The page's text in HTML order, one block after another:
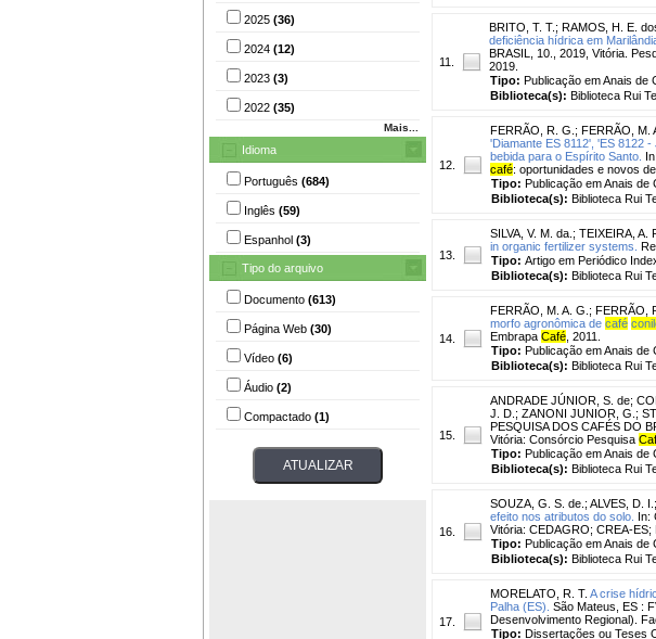
2025 (36)
2024 (12)
2023 (3)
2022 (35)
Mais...
Idioma
Português (684)
Inglês (59)
Espanhol (3)
Tipo do arquivo
Documento (613)
Página Web (30)
Vídeo (6)
Áudio (2)
Compactado (1)
11.
BRITO, T. T. ; RAMOS, H. E.
deficiência hídrica em
BRASIL, 10., 2019, Vitória.
2019.
Tipo: Publicação em Anais de
Biblioteca(s): Biblioteca Rui
12.
FERRÃO, R. G. ; FERRÃO, M.
'Diamante ES 8112', 'ES 8122
bebida para o Espírito Santo.
café: oportunidades e novos
Tipo: Publicação em Anais de
Biblioteca(s): Biblioteca Rui
13.
SILVA, V. M. da. ; TEIXEIRA, A.
in organic fertilizer systems.
Tipo: Artigo em Periódico
Biblioteca(s): Biblioteca Rui
14.
FERRÃO, M. A. G. ; FERRÃO,
morfo agronômica de café
Embrapa Café , 2011.
Tipo: Publicação em Anais de
Biblioteca(s): Biblioteca Rui
15.
ANDRADE JÚNIOR, S. de;
J. D. ; ZANONI JUNIOR, G. ;
PESQUISA DOS CAFÉS DO
Vitória: Consórcio Pesquisa
Tipo: Publicação em Anais de
Biblioteca(s): Biblioteca Rui
16.
SOUZA, G. S. de. ; ALVES, D. I. ;
efeito nos atributos do solo. In:
Vitória: CEDAGRO; CREA-
Tipo: Publicação em Anais de
Biblioteca(s): Biblioteca Rui
17.
MORELATO, R. T. A crise
Palha (ES). São Mateus, ES :
Desenvolvimento Regional).
Tipo: Dissertações ou Teses